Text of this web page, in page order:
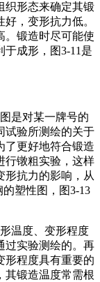
织形态来确定其锻
，变形抗力低。
。锻造时尽可能使
成形，图3-11是
是对某一牌号的
试验所测绘的关于
了更好地符合锻造
行镦粗实验，这样
形抗力的影响，从
塑性图，图3-13
温度、变形程度
过实验测绘的。再
程度具有重要的
其锻造温度常需根